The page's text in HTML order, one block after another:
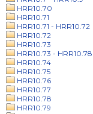
HRR10.70
HRR10.71
HRR10.71 - HRR10.72
HRR10.72
HRR10.73
HRR10.73 - HRR10.78
HRR10.74
HRR10.75
HRR10.76
HRR10.77
HRR10.78
HRR10.79